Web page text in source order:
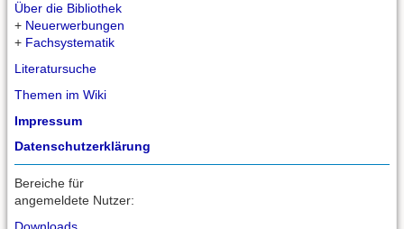
Über die Bibliothek
+ Neuerwerbungen
+ Fachsystematik
Literatursuche
Themen im Wiki
Impressum
Datenschutzerklärung
Bereiche für
angemeldete Nutzer:
Downloads